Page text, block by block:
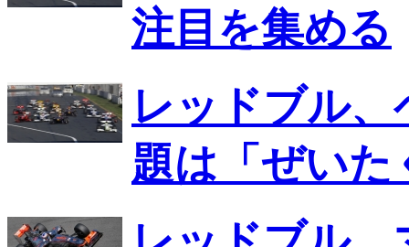
注目を集める
レッドブル
題は「ぜいた